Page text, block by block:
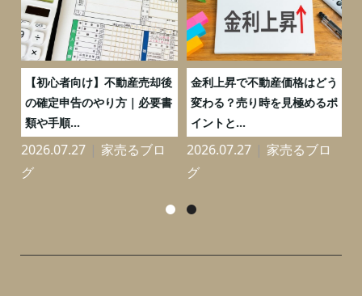
【初心者向け】不動産売却後
の確定申告のやり方｜必要書
類や手順...
2026.07.27
家売るブロ
グ
金利上昇で不動産価格はどう
変わる？売り時を見極めるポ
イントと...
2026.07.27
家売るブロ
グ